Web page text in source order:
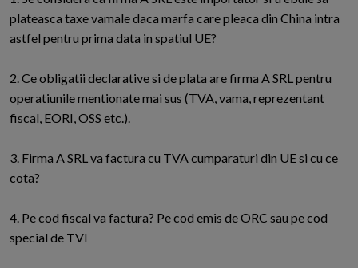
plateasca taxe vamale daca marfa care pleaca din China intra
astfel pentru prima data in spatiul UE?
2. Ce obligatii declarative si de plata are firma A SRL pentru
operatiunile mentionate mai sus (TVA, vama, reprezentant
fiscal, EORI, OSS etc.).
3. Firma A SRL va factura cu TVA cumparaturi din UE si cu ce
cota?
4. Pe cod fiscal va factura? Pe cod emis de ORC sau pe cod
special de TVI